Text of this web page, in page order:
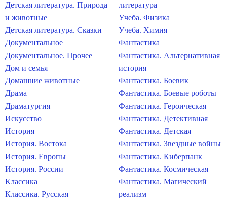
Детская литература. Природа
и животные
Детская литература. Сказки
Документальное
Документальное. Прочее
Дом и семья
Домашние животные
Драма
Драматургия
Искусство
История
История. Востока
История. Европы
История. России
Классика
Классика. Русская
литература
Учеба. Физика
Учеба. Химия
Фантастика
Фантастика. Альтернативная
история
Фантастика. Боевик
Фантастика. Боевые роботы
Фантастика. Героическая
Фантастика. Детективная
Фантастика. Детская
Фантастика. Звездные войны
Фантастика. Киберпанк
Фантастика. Космическая
Фантастика. Магический
реализм